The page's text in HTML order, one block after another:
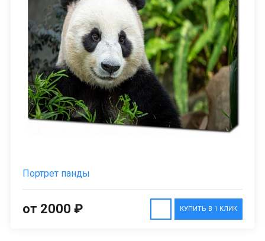
Портрет панды
КУПИТЬ В 1 КЛИК
от 2000 ₽